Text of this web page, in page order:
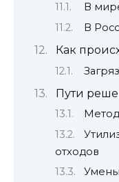
В
В
Как
Пути
отходов